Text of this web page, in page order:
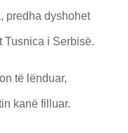
predha dyshohet
Tusnica i Serbisë.
të lënduar,
kanë filluar.